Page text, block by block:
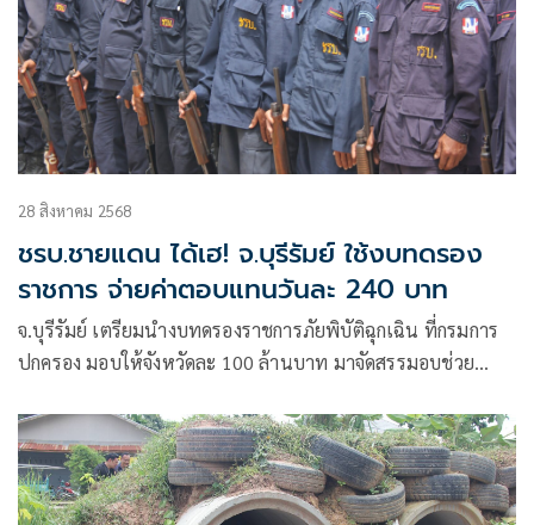
28 สิงหาคม 2568
ชรบ.ชายแดน ได้เฮ! จ.บุรีรัมย์ ใช้งบทดรอง
ราชการ จ่ายค่าตอบแทนวันละ 240 บาท
จ.บุรีรัมย์ เตรียมนำงบทดรองราชการภัยพิบัติฉุกเฉิน ที่กรมการ
ปกครอง มอบให้จังหวัดละ 100 ล้านบาท มาจัดสรรมอบช่วย
ความปลอดภัยหมู่บ้าน หรือ ชรบ. ร่วม 2,000 รายๆละ 240 บาท
ต่อวัน ที่ได้ปฏิบัติหน้าที่ดูแลรักษาความปลอดภัย